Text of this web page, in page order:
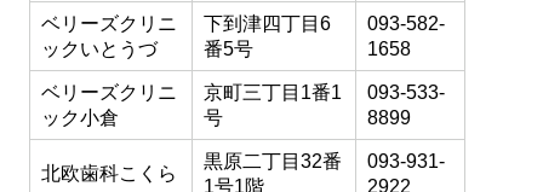
ベリーズクリニ
ックいとうづ
下到津四丁目6
番5号
093-582-
1658
ベリーズクリニ
ック小倉
京町三丁目1番1
号
093-533-
8899
北欧歯科こくら
黒原二丁目32番
1号1階
093-931-
2922